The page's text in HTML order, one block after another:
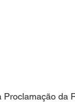
Proclamação da